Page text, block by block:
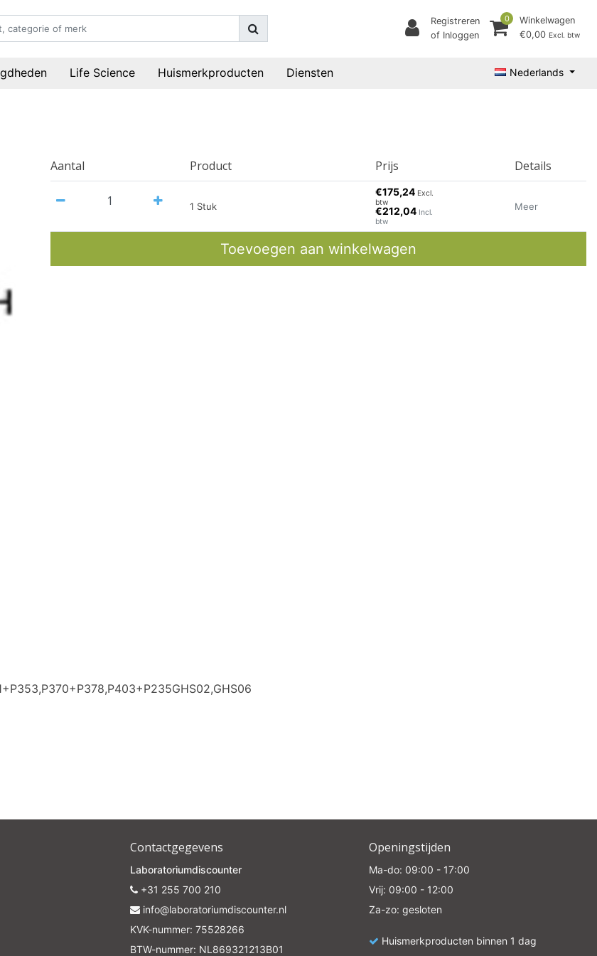
Registreren
of Inloggen
0
Winkelwagen
€0,00 Excl. btw
Life Science Huismerkproducten Diensten Nederlands
Aantal Product Prijs Details
1 Stuk
€175,24 Excl.
btw
€212,04 Incl.
btw
Meer
Toevoegen aan winkelwagen
Contactgegevens
Laboratoriumdiscounter
+31 255 700 210
info@laboratoriumdiscounter.nl
KVK-nummer: 75528266
BTW-nummer: NL869321213B01
Openingstijden
Ma-do: 09:00 - 17:00
Vrij: 09:00 - 12:00
Za-zo: gesloten
Huismerkproducten binnen 1 dag